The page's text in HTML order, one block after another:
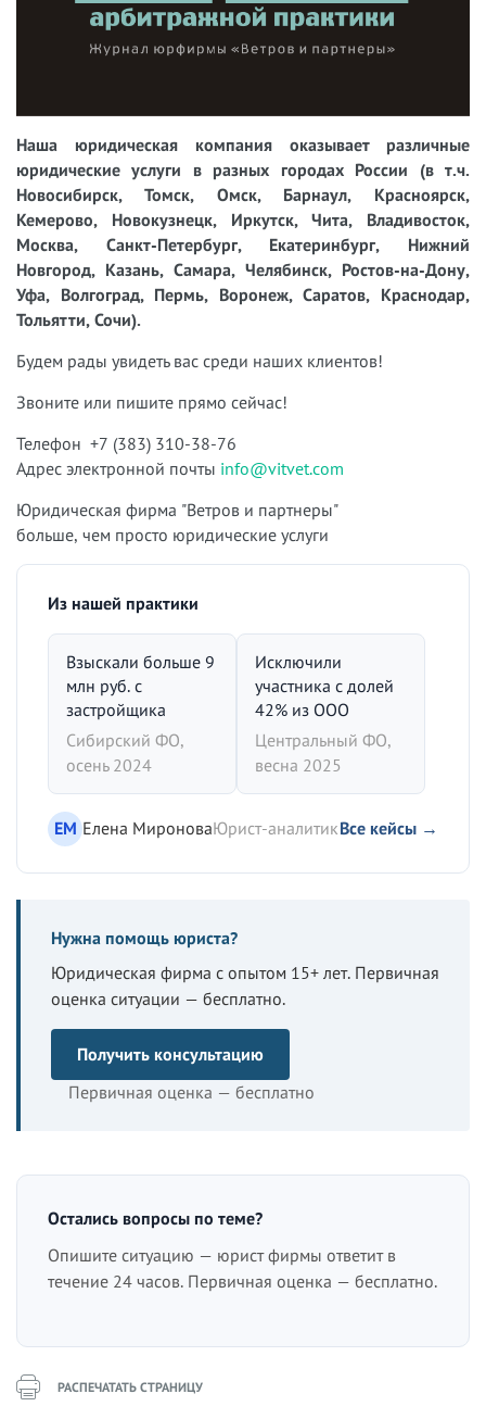
Наша юридическая компания оказывает различные
юридические услуги в разных городах России (в т.ч.
Новосибирск, Томск, Омск, Барнаул, Красноярск,
Кемерово, Новокузнецк, Иркутск, Чита, Владивосток,
Москва, Санкт-Петербург, Екатеринбург, Нижний
Новгород, Казань, Самара, Челябинск, Ростов-на-Дону,
Уфа, Волгоград, Пермь, Воронеж, Саратов, Краснодар,
Тольятти, Сочи).
Будем рады увидеть вас среди наших клиентов!
Звоните или пишите прямо сейчас!
Телефон +7 (383) 310-38-76
Адрес электронной почты info@vitvet.com
Юридическая фирма "Ветров и партнеры"
больше, чем просто юридические услуги
Из нашей практики
Взыскали больше 9
млн руб. с
застройщика
Сибирский ФО,
осень 2024
Исключили
участника с долей
42% из ООО
Центральный ФО,
весна 2025
ЕМ Елена МироноваЮрист-аналитикВсе кейсы →
Нужна помощь юриста?
Юридическая фирма с опытом 15+ лет. Первичная
оценка ситуации — бесплатно.
Получить консультацию
Первичная оценка — бесплатно
Остались вопросы по теме?
Опишите ситуацию — юрист фирмы ответит в
течение 24 часов. Первичная оценка — бесплатно.
РАСПЕЧАТАТЬ СТРАНИЦУ